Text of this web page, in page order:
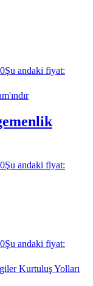
Şu andaki fiyat:
Şu andaki fiyat:
Şu andaki fiyat: